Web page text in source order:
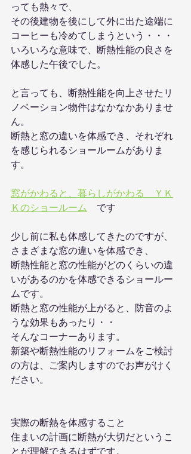
っても熱々で、
その後建物を後にして外に出た途端に
コーヒーも冷めてしまうという・・・
いろいろな意味で、断熱性能の良さを
体感した午後でした。
と言っても、断熱性能を向上させたリ
ノベーション物件はなかなかありませ
ん。
断熱と窓の違いを体感でき、それぞれ
を感じられるショールームがありま
す。
窓がかわると、暮らしがかわる　ＹＫ
Ｋのショールーム
です
少し前に私も体感してきたのですが、
さまざまな窓の違いを体感でき、
断熱性能と窓の性能がどのくらいの違
いがあるのかを体感できるショールー
ムです。
断熱と窓の性能が上がると、防音のよ
うな効果もあったり・・
そんなコーナーあります。
新築や断熱性能のリフォームをご検討
の方は、ご案内しますのでお声がけく
ださい。
実際の断熱を体感すること
住まいの計画に断熱が大切だというこ
とが理解できるはずです。